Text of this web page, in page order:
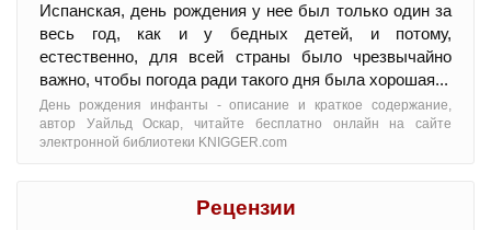
Испанская, день рождения у нее был только один за
весь год, как и у бедных детей, и потому,
естественно, для всей страны было чрезвычайно
важно, чтобы погода ради такого дня была хорошая...
День рождения инфанты - oписание и краткое содержание,
автор Уайльд Оскар, читайте бесплатно онлайн на сайте
электронной библиотеки KNIGGER.com
Рецензии